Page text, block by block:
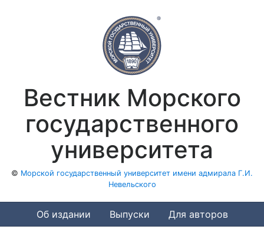
Вестник Морского
государственного
университета
© Морской государственный университет имени адмирала Г.И.
Невельского
Об издании Выпуски Для авторов